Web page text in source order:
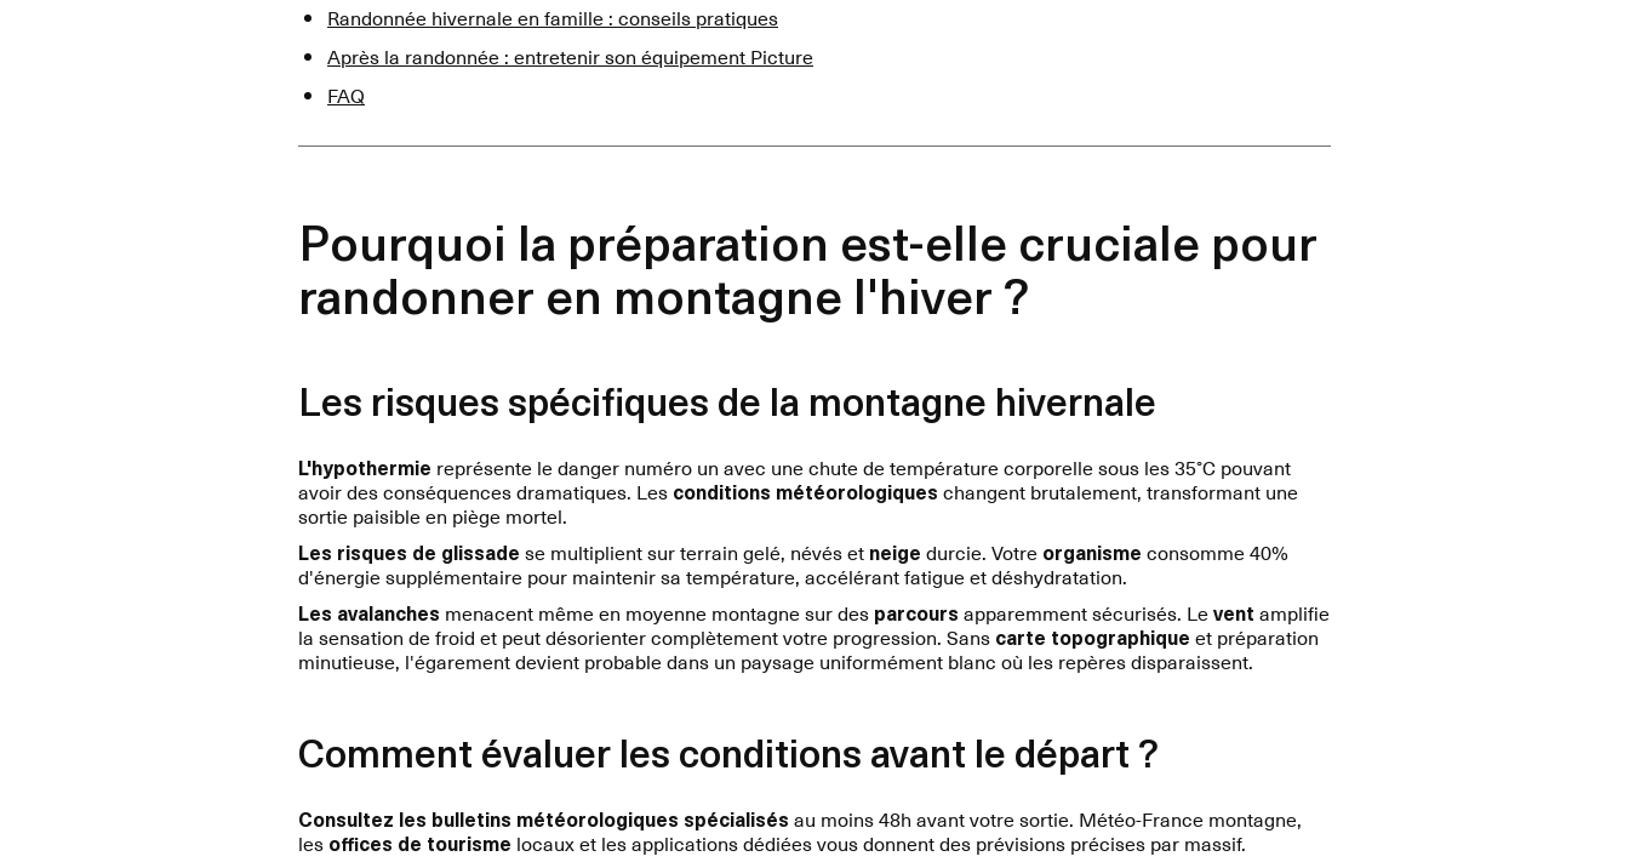
Randonnée hivernale en famille : conseils pratiques
Après la randonnée : entretenir son équipement Picture
FAQ
Pourquoi la préparation est-elle cruciale pour
randonner en montagne l'hiver ?
Les risques spécifiques de la montagne hivernale
L'hypothermie représente le danger numéro un avec une chute de température corporelle sous les 35°C pouvant
avoir des conséquences dramatiques. Les conditions météorologiques changent brutalement, transformant une
sortie paisible en piège mortel.
Les risques de glissade se multiplient sur terrain gelé, névés et neige durcie. Votre organisme consomme 40%
d'énergie supplémentaire pour maintenir sa température, accélérant fatigue et déshydratation.
Les avalanches menacent même en moyenne montagne sur des parcours apparemment sécurisés. Levent amplifie
la sensation de froid et peut désorienter complètement votre progression. Sans carte topographique et préparation
minutieuse, l'égarement devient probable dans un paysage uniformément blanc où les repères disparaissent.
Comment évaluer les conditions avant le départ ?
Consultez les bulletins météorologiques spécialisés au moins 48h avant votre sortie. Météo-France montagne,
les offices de tourisme locaux et les applications dédiées vous donnent des prévisions précises par massif.